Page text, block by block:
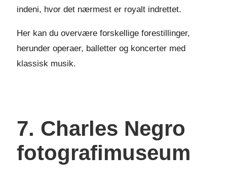
indeni, hvor det nærmest er royalt indrettet.
Her kan du overvære forskellige forestillinger,
herunder operaer, balletter og koncerter med
klassisk musik.
7. Charles Negro
fotografimuseum